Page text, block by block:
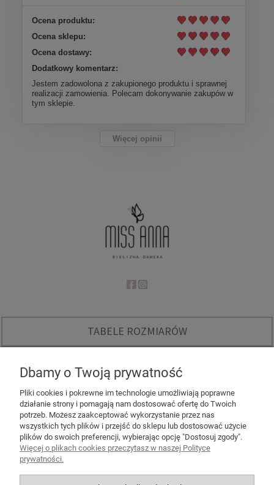
Ocena produktu:
Ocena sklepu:
Ocena dostawy:
Dodatkowy komentarz:
Jestem zadowolona z zakupionego produktu i sprawnej
realizacji zamowienia. Polecam dokonywanie zakupów w
tym sklepie.
Więcej opinii
TABELE ROZMIARÓW
INSTAGRAM - KODY RABATOWE
POMOC
Dbamy o Twoją prywatność
Pliki cookies i pokrewne im technologie umożliwiają poprawne
działanie strony i pomagają nam dostosować ofertę do Twoich
potrzeb. Możesz zaakceptować wykorzystanie przez nas
wszystkich tych plików i przejść do sklepu lub dostosować użycie
plików do swoich preferencji, wybierając opcję "Dostosuj zgody".
Więcej o plikach cookies przeczytasz w naszej Polityce
prywatności.